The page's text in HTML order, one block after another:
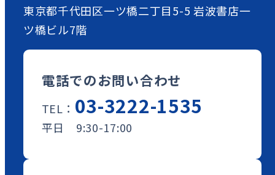
東京都千代田区一ツ橋二丁目5-5 岩波書店一
ツ橋ビル7階
電話でのお問い合わせ
TEL： 03-3222-1535
平日 9:30-17:00